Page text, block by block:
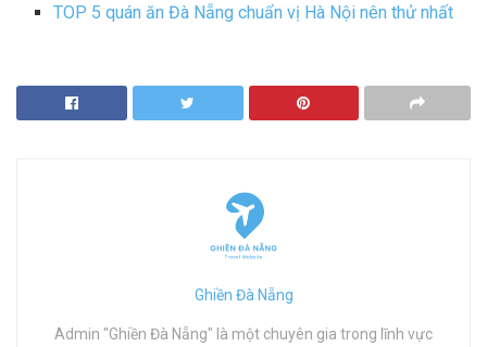
TOP 5 quán ăn Đà Nẵng chuẩn vị Hà Nội nên thử nhất
Ghiền Đà Nẵng
Admin "Ghiền Đà Nẵng" là một chuyên gia trong lĩnh vực